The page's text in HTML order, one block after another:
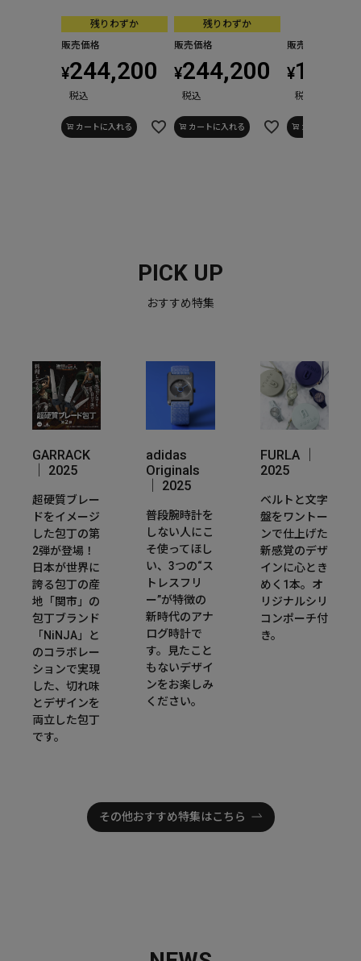
残りわずか
販売価格
¥244,200
税込
カートに入れる
残りわずか
販売価格
¥244,200
税込
カートに入れる
販売価格
¥
税込
カートに入れる
PICK UP
おすすめ特集
GARRACK
｜ 2025
超硬質ブレー
ドをイメージ
した包丁の第
2弾が登場！
日本が世界に
誇る包丁の産
地「関市」の
包丁ブランド
「NiNJA」と
のコラボレー
ションで実現
した、切れ味
とデザインを
両立した包丁
です。
adidas
Originals
｜ 2025
普段腕時計を
しない人にこ
そ使ってほし
い、3つの“ス
トレスフリ
ー”が特徴の
新時代のアナ
ログ時計で
す。見たこと
もないデザイ
ンをお楽しみ
ください。
FURLA ｜
2025
ベルトと文字
盤をワントー
ンで仕上げた
新感覚のデザ
インに心とき
めく1本。オ
リジナルシリ
コンポーチ付
き。
その他おすすめ特集はこちら